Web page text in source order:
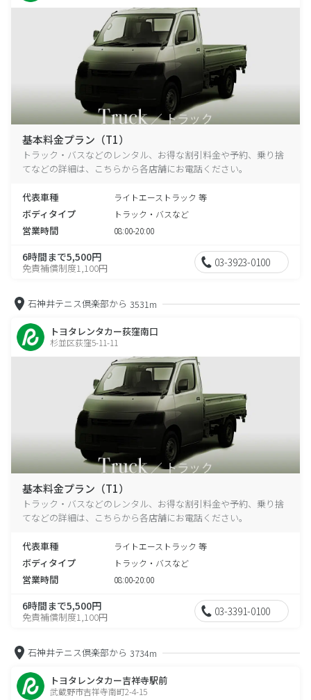
基本料金プラン（T1）
トラック・バスなどのレンタル、お得な割引料金や予約、乗り捨
てなどの詳細は、こちらから各店舗にお電話ください。
代表車種 ライトエーストラック 等
ボディタイプ トラック・バスなど
営業時間 08:00-20:00
6時間まで5,500円
免責補償制度1,100円 03-3923-0100
石神井テニス倶楽部から 3531m
トヨタレンタカー荻窪南口
杉並区荻窪5-11-11
基本料金プラン（T1）
トラック・バスなどのレンタル、お得な割引料金や予約、乗り捨
てなどの詳細は、こちらから各店舗にお電話ください。
代表車種 ライトエーストラック 等
ボディタイプ トラック・バスなど
営業時間 08:00-20:00
6時間まで5,500円
免責補償制度1,100円 03-3391-0100
石神井テニス倶楽部から 3734m
トヨタレンタカー吉祥寺駅前
武蔵野市吉祥寺南町2-4-15